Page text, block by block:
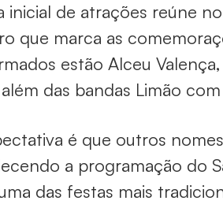
inicial de atrações reúne
que marca as
estão Alceu
além das bandas Limão
é que outros
a programação do
das festas mais